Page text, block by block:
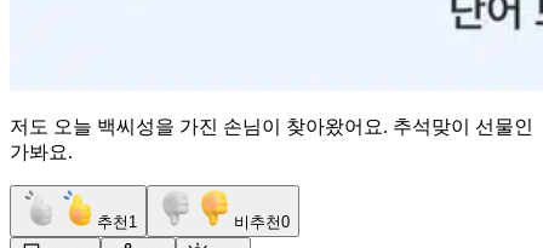
저도 오늘 백씨성을 가진 손님이 찾아왔어요. 추석맞이 선물인
가봐요.
추천 1 비추천0